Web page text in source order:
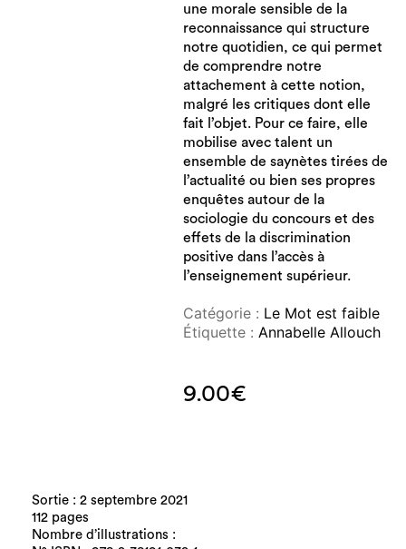
une morale sensible de la
reconnaissance qui structure
notre quotidien, ce qui permet
de comprendre notre
attachement à cette notion,
malgré les critiques dont elle
fait l’objet. Pour ce faire, elle
mobilise avec talent un
ensemble de saynètes tirées de
l’actualité ou bien ses propres
enquêtes autour de la
sociologie du concours et des
effets de la discrimination
positive dans l’accès à
l’enseignement supérieur.
Catégorie : Le Mot est faible
Étiquette : Annabelle Allouch
9.00€
Sortie : 2 septembre 2021
112 pages
Nombre d’illustrations :